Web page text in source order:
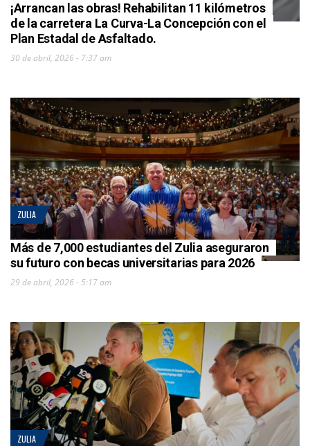
¡Arrancan las obras! Rehabilitan 11 kilómetros
de la carretera La Curva-La Concepción con el
Plan Estadal de Asfaltado.
30 de abril, 2026 - 7:37 am
ZULIA
Más de 7,000 estudiantes del Zulia aseguraron
su futuro con becas universitarias para 2026
29 de abril, 2026 - 5:17 am
ZULIA